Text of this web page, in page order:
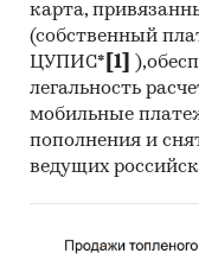
карта,
(собственный
ЦУПИС* [1]
легальность
мобильные
пополнения и
ведущих